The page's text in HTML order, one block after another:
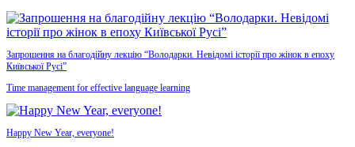
Запрошення на благодійну лекцію “Володарки. Невідомі історії про жінок в епоху
Київської Русі”
Time management for effective language learning
Happy New Year, everyone!